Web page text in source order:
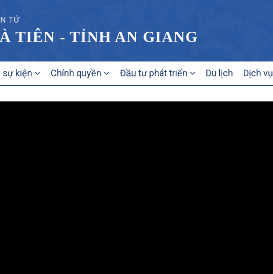
TỬ
TIÊN - TỈNH AN GIANG
kiện Chính quyền Đầu tư phát triển Du lịch Dịch